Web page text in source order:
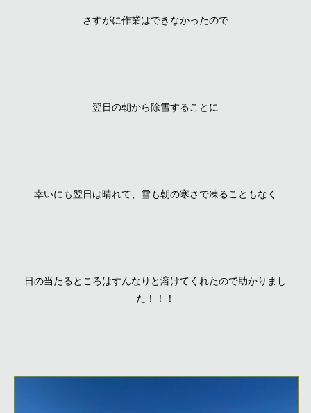
さすがに作業はできなかったので
翌日の朝から除雪することに
幸いにも翌日は晴れて、雪も朝の寒さで凍ることもなく
日の当たるところはすんなりと溶けてくれたので助かりまし
た！！！